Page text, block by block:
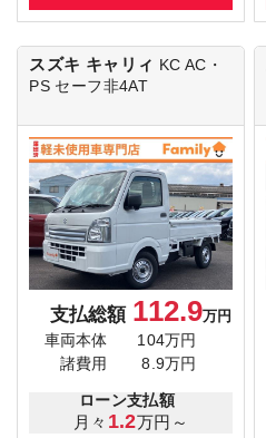
スズキ キャリィ KC AC・
PS セーフ非4AT
支払総額 112.9万円
車両本体
104万円
諸費用
8.9万円
ローン支払額
月々 1.2万円～